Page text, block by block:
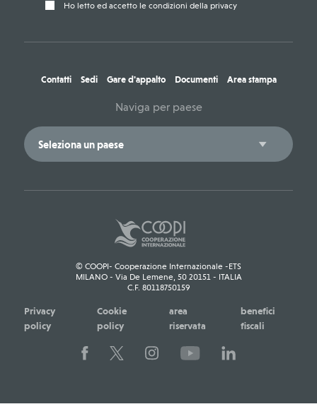
Ho letto ed accetto le condizioni della privacy
Contatti Sedi Gare d'appalto Documenti Area stampa
Naviga per paese
© COOPI- Cooperazione Internazionale -ETS
MILANO - Via De Lemene, 50 20151 - ITALIA
C.F. 80118750159
Privacy
policy
Cookie
policy
area
riservata
benefici
fiscali